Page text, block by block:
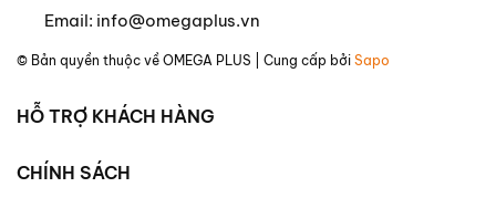
Địa chí các hạt được trình bày hoàn hảo và đầy
tư, tha thiết phê bình cũng như vinh danh công
thay mặt những người đã yên nghỉ tại những vùng
những ai được sống lại kỷ niệm nhờ tác phẩm này,
Email: info@omegaplus.vn
© Bản quyền thuộc về OMEGA PLUS | Cung cấp bởi Sapo
HỖ TRỢ KHÁCH HÀNG
CHÍNH SÁCH